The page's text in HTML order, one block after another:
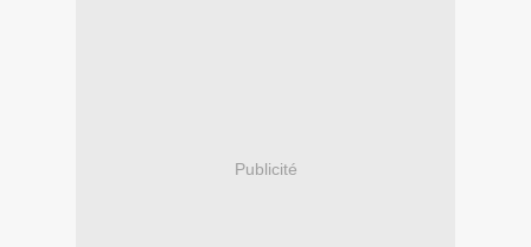
Publicité